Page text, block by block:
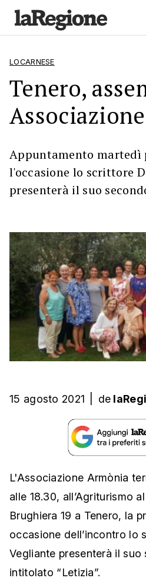
LOCARNESE
Tenero,
Appuntamento martedì
l'occasione lo scrittore
presenterà il suo
15 agosto 2021 de
L'Associazione Armònia
alle 18.30, all’Agriturismo
Brughiera 19 a Tenero, la
occasione dell’incontro lo
Vegliante presenterà il
intitolato “Letizia”.